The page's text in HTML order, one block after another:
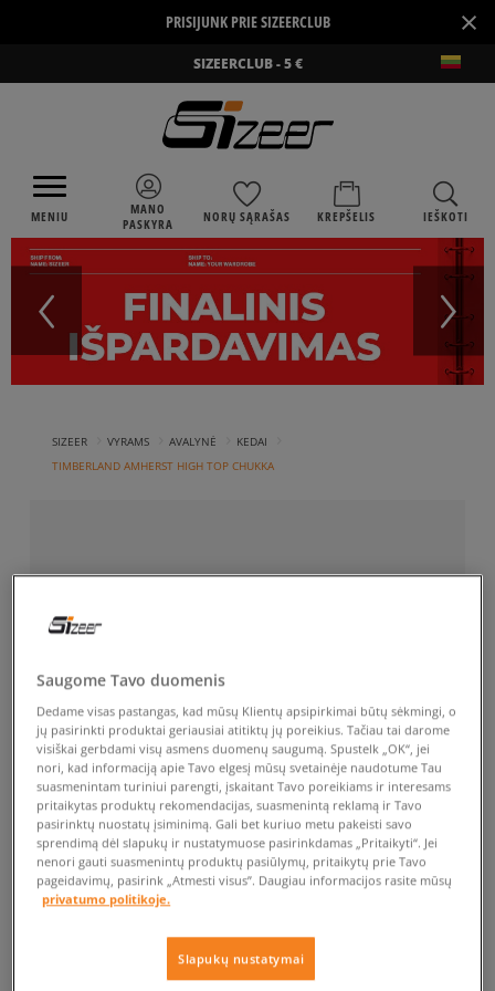
PRISIJUNK PRIE SIZEERCLUB ×
SIZEERCLUB - 5 €
MENIU
MANO
PASKYRA
NORŲ SĄRAŠAS KREPŠELIS IEŠKOTI
SIZEER VYRAMS AVALYNĖ KEDAI
TIMBERLAND AMHERST HIGH TOP CHUKKA
Saugome Tavo duomenis
Dedame visas pastangas, kad mūsų Klientų apsipirkimai būtų sėkmingi, o
jų pasirinkti produktai geriausiai atitiktų jų poreikius. Tačiau tai darome
visiškai gerbdami visų asmens duomenų saugumą. Spustelk „OK“, jei
nori, kad informaciją apie Tavo elgesį mūsų svetainėje naudotume Tau
suasmenintam turiniui parengti, įskaitant Tavo poreikiams ir interesams
pritaikytas produktų rekomendacijas, suasmenintą reklamą ir Tavo
pasirinktų nuostatų įsiminimą. Gali bet kuriuo metu pakeisti savo
sprendimą dėl slapukų ir nustatymuose pasirinkdamas „Pritaikyti“. Jei
nenori gauti suasmenintų produktų pasiūlymų, pritaikytų prie Tavo
pageidavimų, pasirink „Atmesti visus”. Daugiau informacijos rasite mūsų
privatumo politikoje.
Slapukų nustatymai